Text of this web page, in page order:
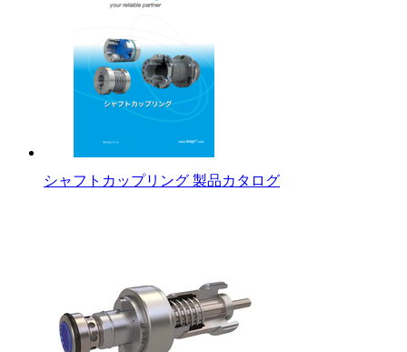
シャフトカップリング 製品カタログ